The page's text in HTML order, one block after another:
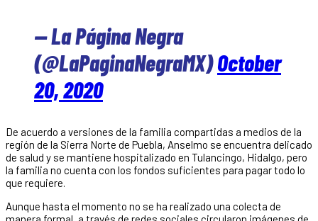
— La Página Negra
(@LaPaginaNegraMX)October
20, 2020
De acuerdo a versiones de la familia compartidas a medios de la
región de la Sierra Norte de Puebla, Anselmo se encuentra delicado
de salud y se mantiene hospitalizado en Tulancingo, Hidalgo, pero
la familia no cuenta con los fondos suficientes para pagar todo lo
que requiere.
Aunque hasta el momento no se ha realizado una colecta de